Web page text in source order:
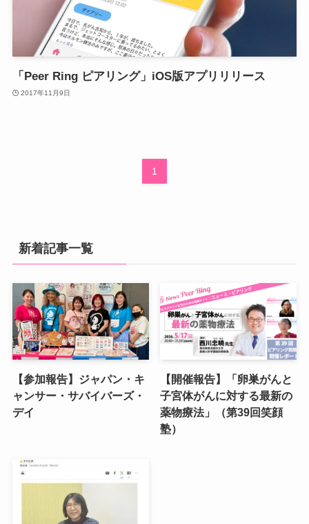
「Peer Ring ピアリング」iOS版アプリリリース
2017年11月9日
1
新着記事一覧
【参加報告】ジャパン・キ
ャンサー・サバイバーズ・
デイ
【開催報告】「卵巣がんと
子宮体がんに対する最新の
薬物療法」（第39回笑顔
塾）